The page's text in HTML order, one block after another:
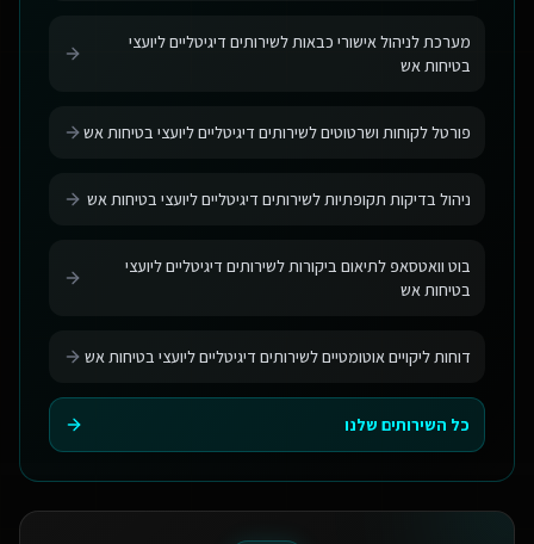
מערכת לניהול אישורי כבאות לשירותים דיגיטליים ליועצי
בטיחות אש
פורטל לקוחות ושרטוטים לשירותים דיגיטליים ליועצי בטיחות אש
ניהול בדיקות תקופתיות לשירותים דיגיטליים ליועצי בטיחות אש
בוט וואטסאפ לתיאום ביקורות לשירותים דיגיטליים ליועצי
בטיחות אש
דוחות ליקויים אוטומטיים לשירותים דיגיטליים ליועצי בטיחות אש
כל השירותים שלנו